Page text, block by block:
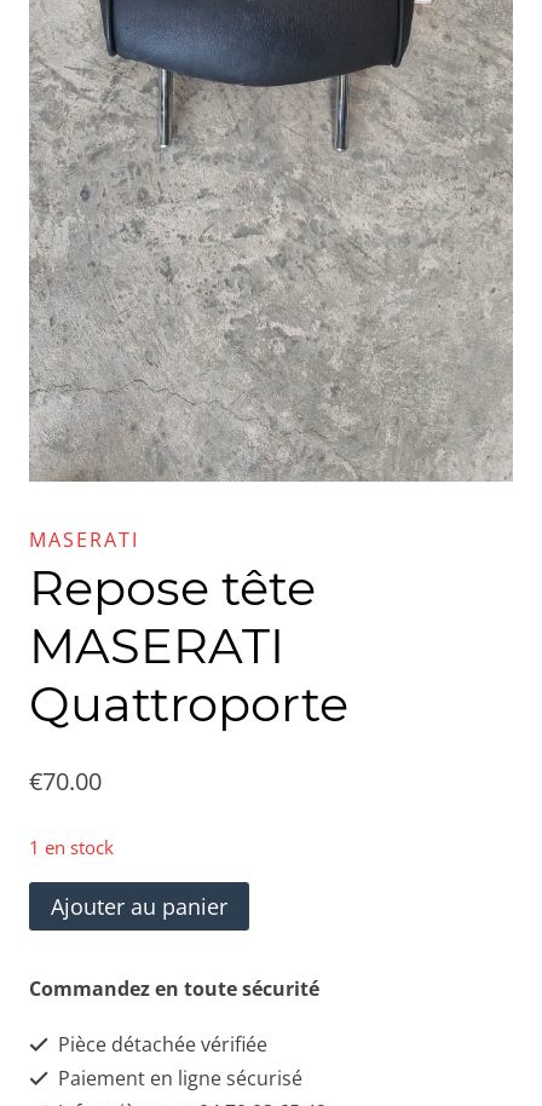
MASERATI
Repose tête
MASERATI
Quattroporte
€70.00
1 en stock
quantité
de
Repose
MASERATI
Quattroporte
Ajouter au panier
Commandez en toute sécurité
Pièce détachée vérifiée
Paiement en ligne sécurisé